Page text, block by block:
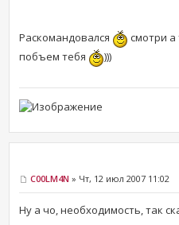
Раскомандовался
смотри а
побъем тебя
)))
C00LM4N » Чт, 12 июл 2007 11:02
Ну а чо, необходимость, так